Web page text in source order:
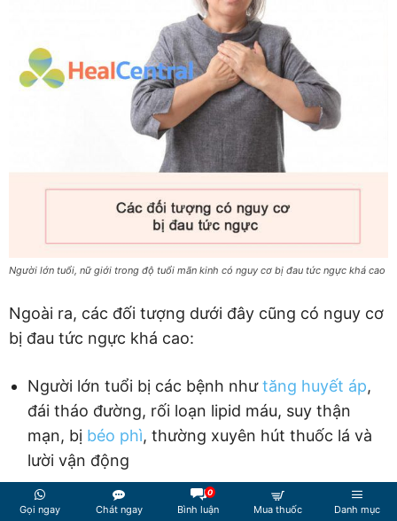
Người lớn tuổi, nữ giới trong độ tuổi mãn kinh có nguy cơ bị đau tức ngực khá cao
Ngoài ra, các đối tượng dưới đây cũng có nguy cơ
bị đau tức ngực khá cao:
Người lớn tuổi bị các bệnh nhưtăng huyết áp,
đái tháo đường, rối loạn lipid máu, suy thận
mạn, bị béo phì, thường xuyên hút thuốc lá và
lười vận động
Nữ giới trong độ tuổi mãn kinh
Gọi ngay Chát ngay
0
Bình luận Mua thuốc Danh mục